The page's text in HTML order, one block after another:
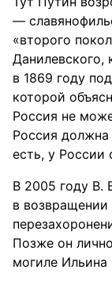
—
«второго
Данилевского,
в 1869 году
которой
Россия не
Россия
есть, у России
В 2005 году В.
в
Позже он
могиле Ильина